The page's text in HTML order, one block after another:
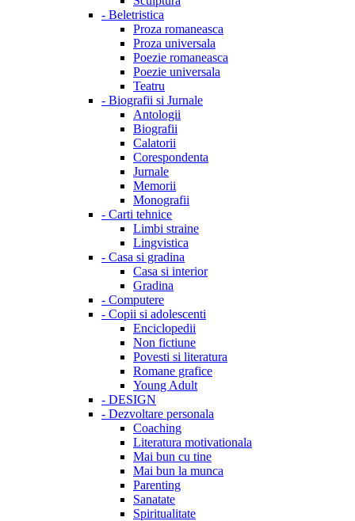
- Beletristica
Proza romaneasca
Proza universala
Poezie romaneasca
Poezie universala
Teatru
- Biografii si Jurnale
Antologii
Biografii
Calatorii
Corespondenta
Jurnale
Memorii
Monografii
- Carti tehnice
Limbi straine
Lingvistica
- Casa si gradina
Casa si interior
Gradina
- Computere
- Copii si adolescenti
Enciclopedii
Non fictiune
Povesti si literatura
Romane grafice
Young Adult
- DESIGN
- Dezvoltare personala
Coaching
Literatura motivationala
Mai bun cu tine
Mai bun la munca
Parenting
Sanatate
Spiritualitate